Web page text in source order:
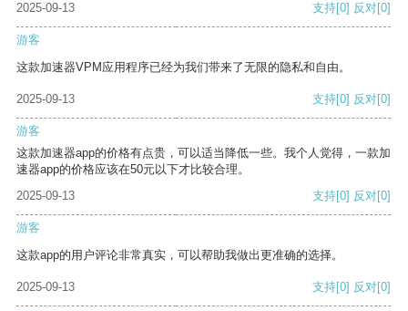
2025-09-13 支持[0] 反对[0]
游客
这款加速器VPM应用程序已经为我们带来了无限的隐私和自由。
2025-09-13 支持[0] 反对[0]
游客
这款加速器app的价格有点贵，可以适当降低一些。我个人觉得，一款加
速器app的价格应该在50元以下才比较合理。
2025-09-13
支持[0] 反对[0]
游客
这款app的用户评论非常真实，可以帮助我做出更准确的选择。
2025-09-13 支持[0] 反对[0]